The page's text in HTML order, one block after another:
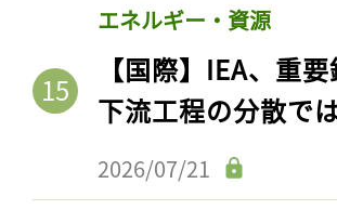
エネルギー・資源
【国際】IEA、重
下流工程の分散で
2026/07/21